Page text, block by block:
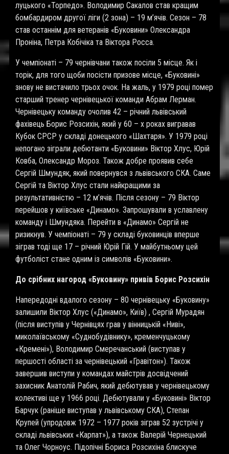
луцького «Торпедо». Володимир Сакалов став кращим
бомбардиром другої ліги (2 зона) – 19 м’ячів. Сезон – 78
став останнім для ветеранів «Буковини» Олександра
Проніна, Петра Кобічіка та Віктора Росса.
У чемпіонаті – 79 чернівчани також посіли 5 місце. Як і
торік, для того щоби посісти призове місце, «Буковині»
знову не вистачило трьох очок. На жаль, у 1979 році помер
старший тренер чернівецької команди Абрам Лерман.
Чернівецьку команду очолив 42 – річний львівський
фахівець Борис Розсихін, який у 60 – х роках вигравав
Кубок СРСР у складі донецького «Шахтаря». У 1979 році
непогано зіграли дебютанти «Буковини» Віктор Хлус, Юрій
Ковба, Олександр Мороз. Також добре проявив себе
Сергій Шмундяк, який повернувся з львівського СКА. Саме
Сергій та Віктор Хлус стали найкращими за
результативністю – 12 м’ячів. Після сезону – 79 Віктор
перейшов у київське «Динамо». Запрошували в уславлену
команду і Шмундяка. Перейти в «Динамо» Сергій не
ризикнув. У чемпіонаті – 79 у складі буковинців вперше
зіграв тоді ще 17 – річний Юрій Гій. У майбутньому цей
футболіст стане одним із символів «Буковини».
До срібних нагород «Буковину» привів Борис Розсихін
Напередодні вдалого сезону – 80 чернівецьку «Буковину»
залишили Віктор Хлус («Динамо», Київ) , Сергій Мурадян
(після виступів у Чернівцях грав у вінницькій «Ниві»,
миколаївському «Суднобудівнику», кременчуцькому
«Кремені»), Володимир Смеречанський (виступав у
першості області за чернівецький «Гравітон»). Також
завершив виступи у командах майстрів досвідчений
захисник Анатолій Рабич, який дебютував у чернівецькому
колективі ще у 1966 році. Дебютували у «Буковині» Віктор
Барчук (раніше виступав у львівському СКА), Степан
Крупей (упродовж 1972 – 1977 років зіграв 52 зустрічі у
складі львівських «Карпат»), а також Валерій Чернецький
та Олег Чорноус. Підопічні Бориса Розсихіна блискуче